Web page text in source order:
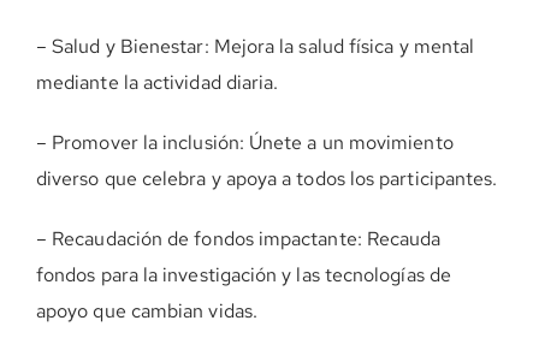
– Salud y Bienestar: Mejora la salud física y mental
mediante la actividad diaria.
– Promover la inclusión: Únete a un movimiento
diverso que celebra y apoya a todos los participantes.
– Recaudación de fondos impactante: Recauda
fondos para la investigación y las tecnologías de
apoyo que cambian vidas.